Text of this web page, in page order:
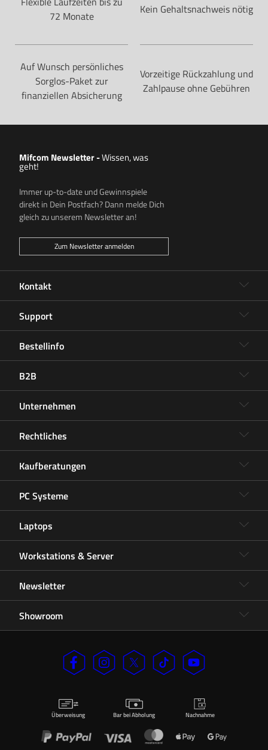
72 Monate
Auf Wunsch persönliches
Sorglos-Paket zur
finanziellen Absicherung
Kein Gehaltsnachweis nötig
Vorzeitige Rückzahlung und
Zahlpause ohne Gebühren
Kontakt
Support
Bestellinfo
B2B
Unternehmen
Rechtliches
Kaufberatungen
PC Systeme
Laptops
Workstations & Server
Newsletter
Showroom
Mifcom Newsletter-Wissen, was
geht!
Immer up-to-date und Gewinnspiele
direkt in Dein Postfach? Dann melde Dich
gleich zu unserem Newsletter an!
Zum Newsletter anmelden
Überweisung Bar bei Abholung Nachnahme